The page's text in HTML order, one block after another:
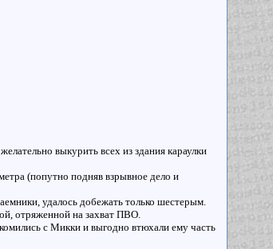
выкурить всех из здания караулки
(попутно подняв взрывное дело и
удалось добежать только шестерым.
отряженной на захват ПВО.
с Микки и выгодно втюхали ему часть